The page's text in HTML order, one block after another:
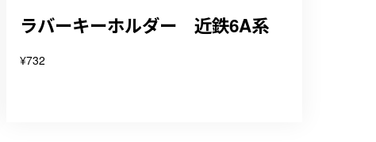
ラバーキーホルダー 近鉄6A系
¥732